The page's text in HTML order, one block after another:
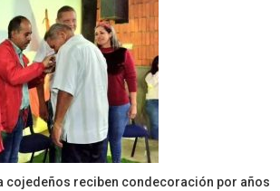
cojedeños reciben condecoración por años